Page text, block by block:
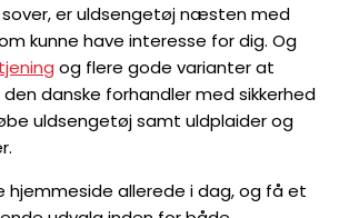
sover, er uldsengetøj næsten med
kunne have interesse for dig. Og
og flere gode varianter at
danske forhandler med sikkerhed
uldsengetøj samt uldplaider og
hjemmeside allerede i dag, og få et